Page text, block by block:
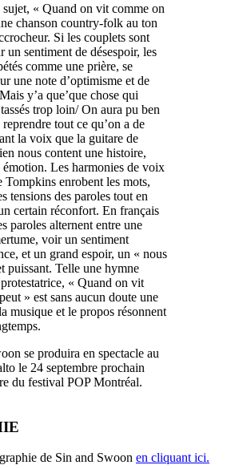
« Quand on vit comme on
chanson country-folk au ton
Si les couplets sont
un sentiment de désespoir, les
comme une prière, se
une note d’optimisme et de
y’a que’que chose qui
trop loin/ On aura pu ben
tout ce qu’on a de
la voix que la guitare de
nous content une histoire,
émotion. Les harmonies de voix
Tompkins enrobent les mots,
tensions des paroles tout en
certain réconfort. En français
paroles alternent entre une
voir un sentiment
et un grand espoir, un « nous
puissant. Telle une hymne
« Quand on vit
» est sans aucun doute une
musique et le propos résonnent
se produira en spectacle au
le 24 septembre prochain
du festival POP Montréal.
de Sin and Swoon en cliquant ici.